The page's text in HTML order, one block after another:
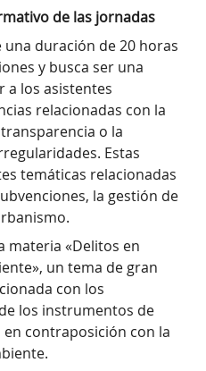
de las jornadas
duración de 20 horas
y busca ser una
a los asistentes
relacionadas con la
o la
Estas
temáticas relacionadas
la gestión de
materia «Delitos en
un tema de gran
con los
los instrumentos de
contraposición con la